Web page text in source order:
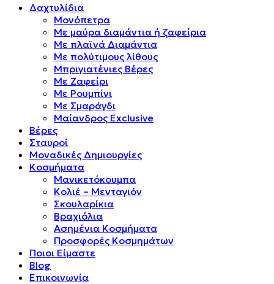
Δαχτυλίδια
Μονόπετρα
Mε μαύρα διαμάντια ή ζαφείρια
Mε πλαϊνά Διαμάντια
Mε πολύτιμους λίθους
Μπριγιατένιες Βέρες
Με Ζαφείρι
Με Ρουμπίνι
Με Σμαράγδι
Μαίανδρος Exclusive
Βέρες
Σταυροί
Μοναδικές Δημιουργίες
Κοσμήματα
Μανικετόκουμπα
Κολιέ – Μενταγιόν
Σκουλαρίκια
Βραχιόλια
Ασημένια Κοσμήματα
Προσφορές Κοσμημάτων
Ποιοι Είμαστε
Blog
Επικοινωνία